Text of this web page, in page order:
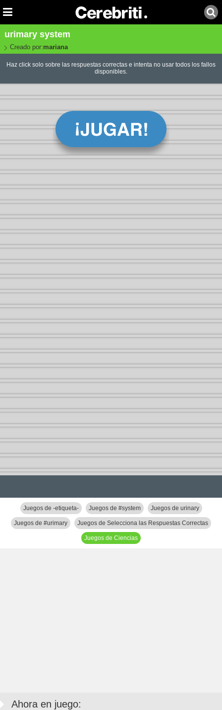
urimary system
Creado por:mariana
Haz click solo sobre las respuestas correctas e intenta no usar todos los fallos
disponibles.
Juegos de -etiqueta- Juegos de #system Juegos de urinary
Juegos de #urimary Juegos de Selecciona las Respuestas Correctas
Juegos de Ciencias
Ahora en juego: